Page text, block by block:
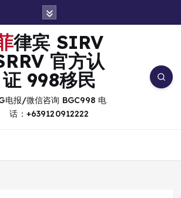
SIRV
官方认
证 998移民
电报/微信咨询 BGC998 电
话：+639120912222